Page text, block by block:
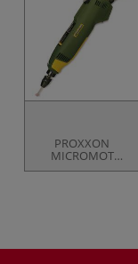
PROXXON
MICROMOT
fijnboor-